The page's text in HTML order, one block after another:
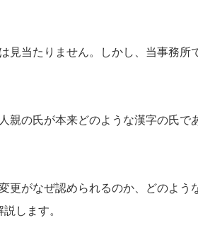
見当たりません。しかし、当事務所
親の氏が本来どのような漢字の氏で
更がなぜ認められるのか、どのよう
します。